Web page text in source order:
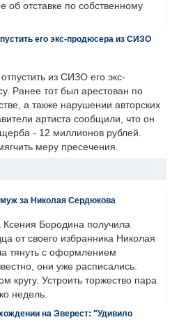
об отставке по собственному
его экс-продюсера из СИЗО
из СИЗО его экс-
Ранее тот был арестован по
а также нарушении авторских
артиста сообщили, что он
- 12 миллионов рублей.
меру пресечения.
за Николая Сердюкова
Ксения Бородина получила
от своего избранника Николая
тянуть с оформлением
они уже расписались.
кругу. Устроить торжество пара
недель.
на Эверест: "Удивило